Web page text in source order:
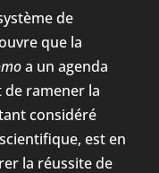
de
que la
a un agenda
ramener la
considéré
est en
la réussite de